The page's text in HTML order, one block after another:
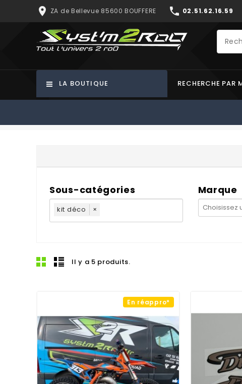
place ZA de Bellevue 85600 BOUFFERE phone 02.51.62.16.59
LA BOUTIQUE RECHERCHE PAR
Sous-catégories
kit déco ×
Marque
Il y a 5 produits.
En réappro*